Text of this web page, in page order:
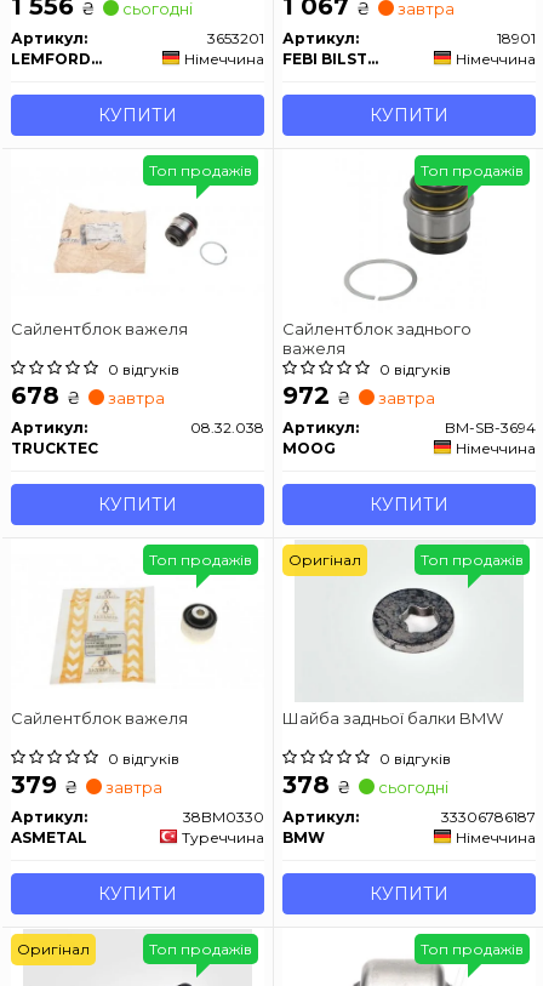
₴ сьогодні
Артикул:
3653201
LEMFORDER
Німеччина
КУПИТИ
₴ завтра
Артикул:
18901
FEBI BILSTEIN
Німеччина
КУПИТИ
Сайлентблок важеля
0 відгуків
678 ₴ завтра
Артикул:
08.32.038
TRUCKTEC
КУПИТИ
Топ продажів
Сайлентблок заднього
важеля
0 відгуків
972 ₴ завтра
Артикул:
BM-SB-3694
MOOG
Німеччина
КУПИТИ
Топ продажів
Сайлентблок важеля
0 відгуків
379 ₴ завтра
Артикул:
38BM0330
ASMETAL
Туреччина
КУПИТИ
Топ продажів
Шайба задньої балки BMW
0 відгуків
378 ₴ сьогодні
Артикул:
33306786187
BMW
Німеччина
КУПИТИ
Топ продажів
Оригінал
Топ продажів
Оригінал Топ продажів